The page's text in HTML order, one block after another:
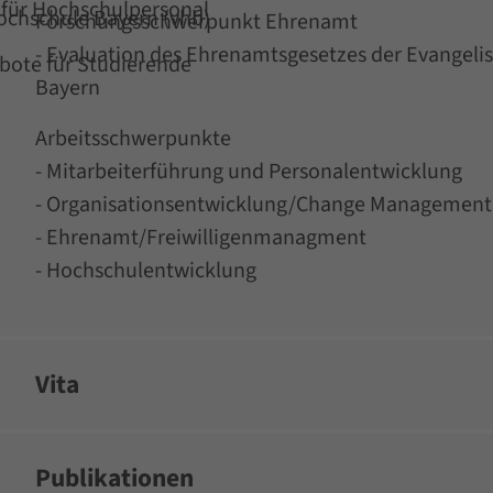
Hochschulpersonal
Bayern (vhb)
für Studierende
Forschungsschwerpunkt Ehrenamt
- Evaluation des Ehrenamtsgesetzes der
Bayern
Arbeitsschwerpunkte
- Mitarbeiterführung und Personalentwicklung
- Organisationsentwicklung/Change Management
- Ehrenamt/Freiwilligenmanagment
- Hochschulentwicklung
Vita
Publikationen